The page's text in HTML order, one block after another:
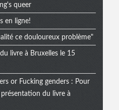
queer
en ligne!
ce douloureux problème"
livre à Bruxelles le 15
or Fucking genders : Pour
du livre à